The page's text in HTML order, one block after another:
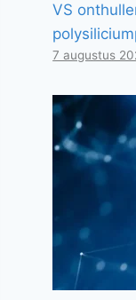
VS
7 augustus